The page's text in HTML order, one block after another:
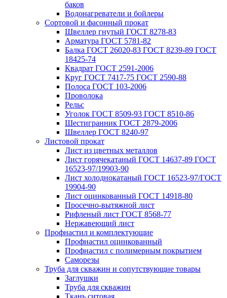
баков
Водонагреватели и бойлеры
Сортовой и фасонный прокат
Швеллер гнутый ГОСТ 8278-83
Арматура ГОСТ 5781-82
Балка ГОСТ 26020-83 ГОСТ 8239-89 ГОСТ
18425-74
Квадрат ГОСТ 2591-2006
Круг ГОСТ 7417-75 ГОСТ 2590-88
Полоса ГОСТ 103-2006
Проволока
Рельс
Уголок ГОСТ 8509-93 ГОСТ 8510-86
Шестигранник ГОСТ 2879-2006
Швеллер ГОСТ 8240-97
Листовой прокат
Лист из цветных металлов
Лист горячекатаный ГОСТ 14637-89 ГОСТ
16523-97/19903-90
Лист холоднокатаный ГОСТ 16523-97/ГОСТ
19904-90
Лист оцинкованный ГОСТ 14918-80
Просечно-вытяжной лист
Рифленый лист ГОСТ 8568-77
Нержавеющий лист
Профнастил и комплектующие
Профнастил оцинкованный
Профнастил с полимерным покрытием
Саморезы
Труба для скважин и сопутствующие товары
Заглушки
Труба для скважин
Ткань ситовая